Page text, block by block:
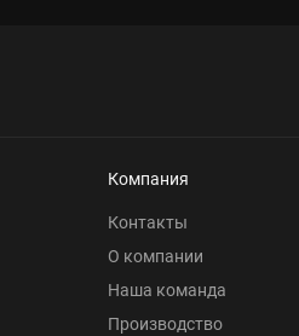
Компания
Контакты
О компании
Наша команда
Производство